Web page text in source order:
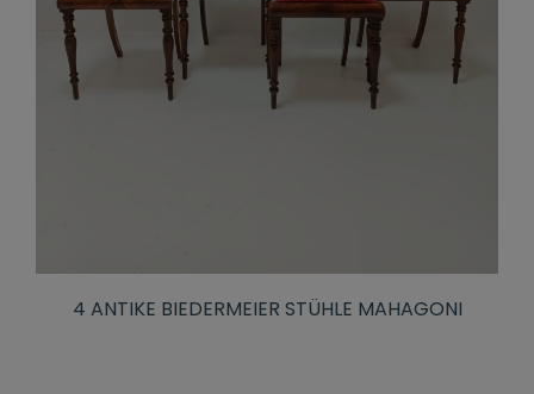
4 ANTIKE BIEDERMEIER STÜHLE MAHAGONI